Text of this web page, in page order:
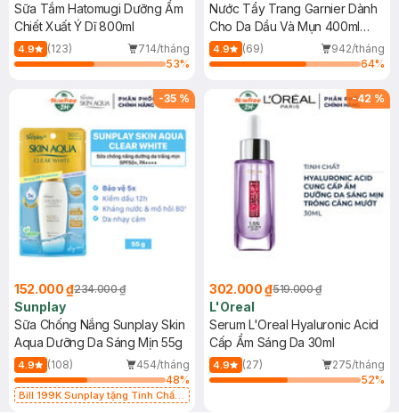
Sữa Tắm Hatomugi Dưỡng Ẩm
Chiết Xuất Ý Dĩ 800ml
4.9 (123)
714/tháng
53%
Nước Tẩy Trang Garnier Dành
Cho Da Dầu Và Mụn 400ml
(Mới)
4.9 (69)
942/tháng
64%
-35 %
152.000 ₫234.000 ₫
Sunplay
Sữa Chống Nắng Sunplay Skin
Aqua Dưỡng Da Sáng Mịn 55g
4.9 (108)
454/tháng
48%
Bill 199K Sunplay tặng Tinh Chất
-42 %
302.000 ₫519.000 ₫
L'Oreal
Serum L'Oreal Hyaluronic Acid
Cấp Ẩm Sáng Da 30ml
4.9 (27)
275/tháng
52%